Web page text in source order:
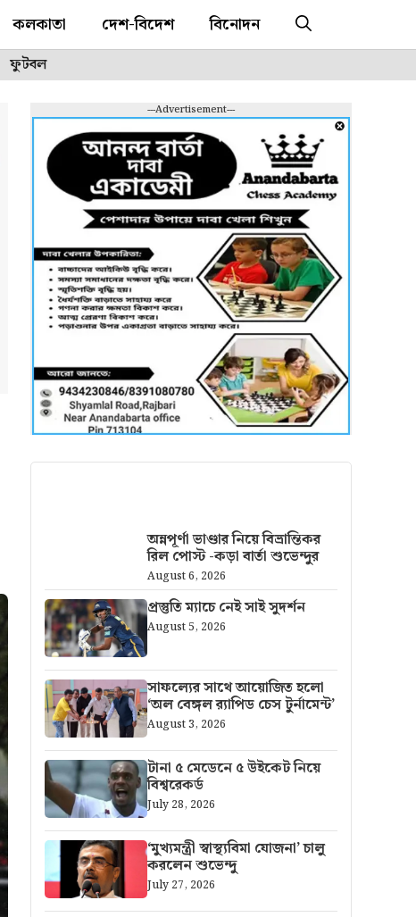
কলকাতা দেশ-বিদেশ বিনোদন
ফুটবল
---Advertisement---
অন্নপূর্ণা ভাণ্ডার নিয়ে বিভ্রান্তিকর
রিল পোস্ট -কড়া বার্তা শুভেন্দুর
August 6, 2026
প্রস্তুতি ম্যাচে নেই সাই সুদর্শন
August 5, 2026
সাফল্যের সাথে আয়োজিত হলো
‘অল বেঙ্গল র‍্যাপিড চেস টুর্নামেন্ট’
August 3, 2026
টানা ৫ মেডেনে ৫ উইকেট নিয়ে
বিশ্বরেকর্ড
July 28, 2026
‘মুখ্যমন্ত্রী স্বাস্থ্যবিমা যোজনা’ চালু
করলেন শুভেন্দু
July 27, 2026